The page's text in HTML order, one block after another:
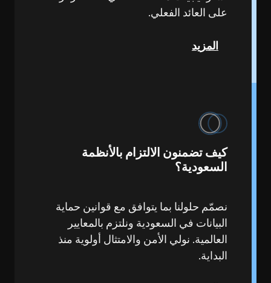
على العائد الفعلي.
المزيد
كيف تضمنون الالتزام بالأنظمة
السعودية؟
نصمّم حلولنا بما يتوافق مع قوانين حماية
البيانات في السعودية ونلتزم بالمعايير
العالمية. نولي الأمن والامتثال أولوية منذ
البداية.